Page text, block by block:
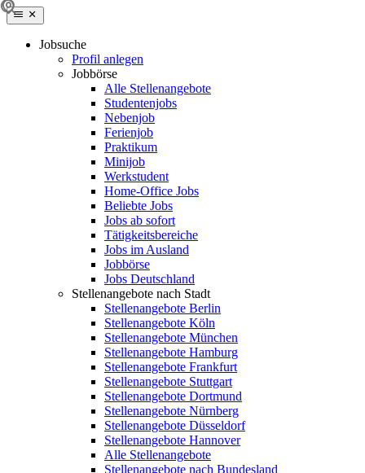
Jobsuche
Profil anlegen
Jobbörse
Alle Stellenangebote
Studentenjobs
Nebenjob
Ferienjob
Praktikum
Minijob
Werkstudent
Home-Office Jobs
Beliebte Jobs
Jobs ab sofort
Tätigkeitsbereiche
Jobs im Ausland
Jobbörse
Jobs Deutschland
Stellenangebote nach Stadt
Stellenangebote Berlin
Stellenangebote Köln
Stellenangebote München
Stellenangebote Hamburg
Stellenangebote Frankfurt
Stellenangebote Stuttgart
Stellenangebote Dortmund
Stellenangebote Nürnberg
Stellenangebote Düsseldorf
Stellenangebote Hannover
Alle Stellenangebote
Stellenangebote nach Bundesland